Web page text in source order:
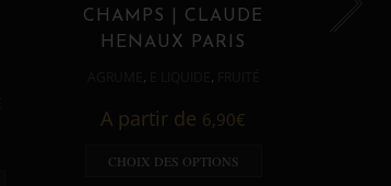
CHAMPS | CLAUDE
HENAUX PARIS
, ,
A partir de 6,90€
CHOIX DES OPTIONS